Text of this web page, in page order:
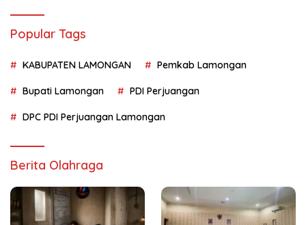
Popular Tags
KABUPATEN LAMONGAN Pemkab Lamongan
Bupati Lamongan PDI Perjuangan
DPC PDI Perjuangan Lamongan
Berita Olahraga